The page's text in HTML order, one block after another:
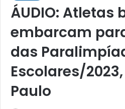
ÁUDIO: Atletas
embarcam
das
Escolares/
Paulo